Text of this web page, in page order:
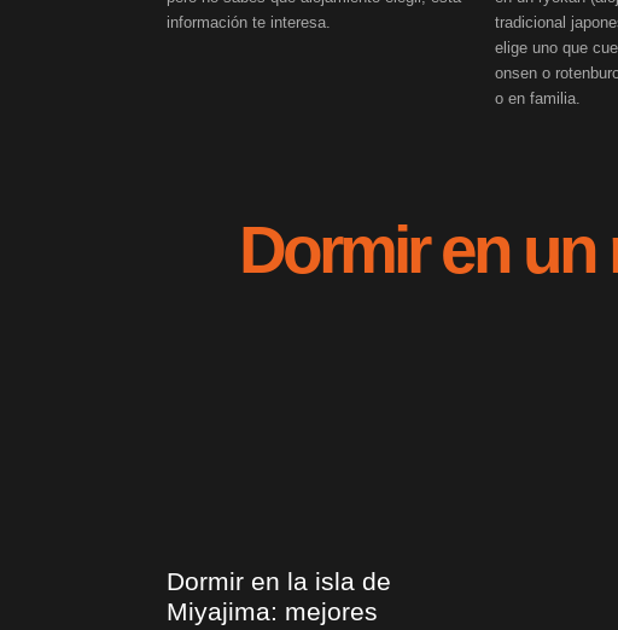
información te interesa.
tradicional
elige uno que
onsen o
o en familia.
Dormir en un
Dormir en la isla de
Miyajima: mejores